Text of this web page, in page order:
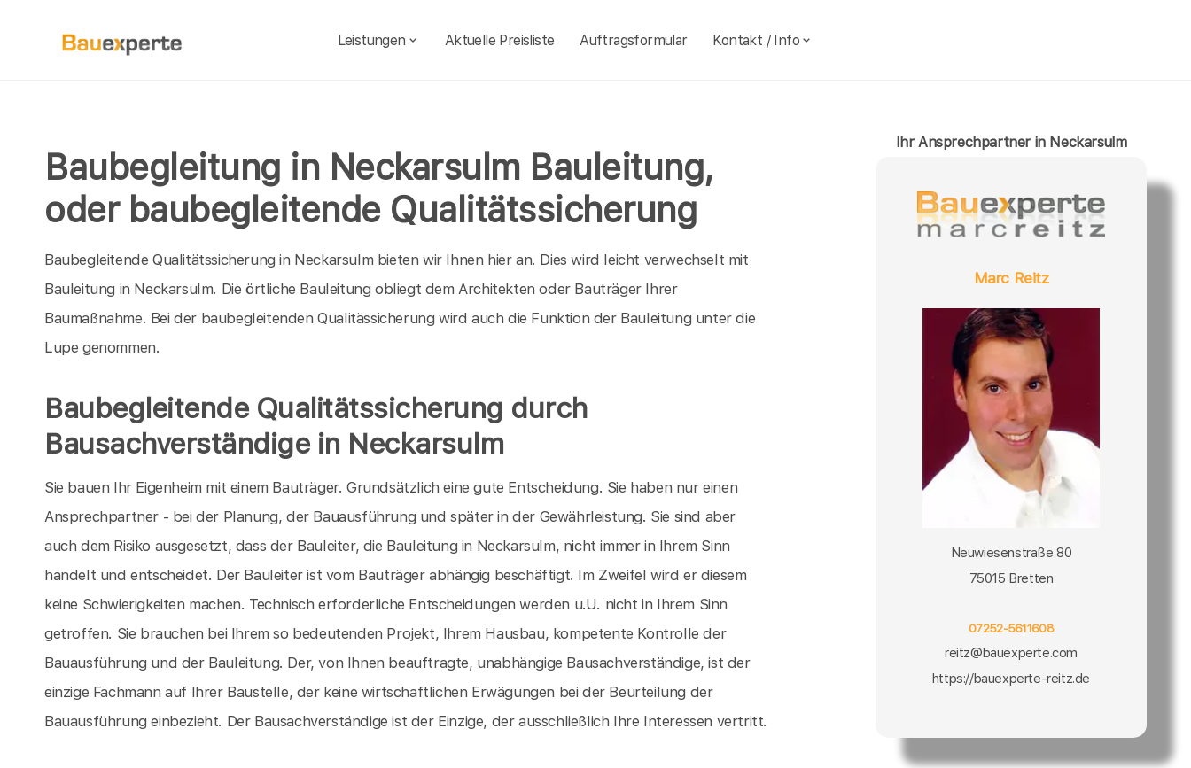
Leistungen Aktuelle Preisliste Auftragsformular Kontakt / Info
Baubegleitung in Neckarsulm Bauleitung,
oder baubegleitende Qualitätssicherung
Baubegleitende Qualitätssicherung in Neckarsulm bieten wir Ihnen hier an. Dies wird leicht verwechselt mit
Bauleitung in Neckarsulm. Die örtliche Bauleitung obliegt dem Architekten oder Bauträger Ihrer
Baumaßnahme. Bei der baubegleitenden Qualitässicherung wird auch die Funktion der Bauleitung unter die
Lupe genommen.
Baubegleitende Qualitätssicherung durch
Bausachverständige in Neckarsulm
Sie bauen Ihr Eigenheim mit einem Bauträger. Grundsätzlich eine gute Entscheidung. Sie haben nur einen
Ansprechpartner - bei der Planung, der Bauausführung und später in der Gewährleistung. Sie sind aber
auch dem Risiko ausgesetzt, dass der Bauleiter, die Bauleitung in Neckarsulm, nicht immer in Ihrem Sinn
handelt und entscheidet. Der Bauleiter ist vom Bauträger abhängig beschäftigt. Im Zweifel wird er diesem
keine Schwierigkeiten machen. Technisch erforderliche Entscheidungen werden u.U. nicht in Ihrem Sinn
getroffen. Sie brauchen bei Ihrem so bedeutenden Projekt, Ihrem Hausbau, kompetente Kontrolle der
Bauausführung und der Bauleitung. Der, von Ihnen beauftragte, unabhängige Bausachverständige, ist der
einzige Fachmann auf Ihrer Baustelle, der keine wirtschaftlichen Erwägungen bei der Beurteilung der
Bauausführung einbezieht. Der Bausachverständige ist der Einzige, der ausschließlich Ihre Interessen vertritt.
Ihr Ansprechpartner in Neckarsulm
Marc Reitz
Neuwiesenstraße 80
75015 Bretten
07252-5611608
reitz@bauexperte.com
https://bauexperte-reitz.de